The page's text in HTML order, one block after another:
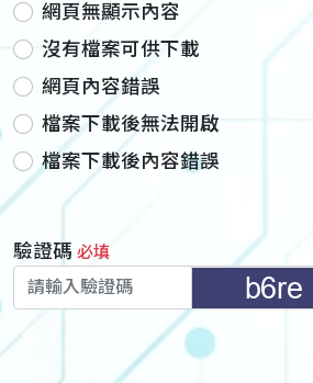
網頁無顯示內容
沒有檔案可供下載
網頁內容錯誤
檔案下載後無法開啟
檔案下載後內容錯誤
驗證碼 必填